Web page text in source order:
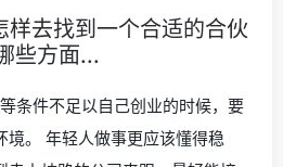
样去找到一个合适的合伙
些方面...
条件不足以自己创业的时候，要
境。 年轻人做事更应该懂得稳